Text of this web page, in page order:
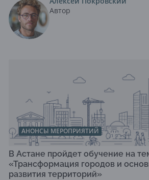
Автор
АНОНСЫ МЕРОПРИЯТИЙ
В Астане пройдет обучение на
«Трансформация городов и
развития территорий»